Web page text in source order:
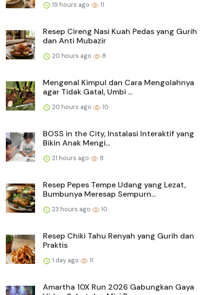
19 hours ago 11
Resep Cireng Nasi Kuah Pedas yang Gurih
dan Anti Mubazir
20 hours ago 8
Mengenal Kimpul dan Cara Mengolahnya
agar Tidak Gatal, Umbi ...
20 hours ago 10
BOSS in the City, Instalasi Interaktif yang
Bikin Anak Mengi...
21 hours ago 8
Resep Pepes Tempe Udang yang Lezat,
Bumbunya Meresap Sempurn...
23 hours ago 10
Resep Chiki Tahu Renyah yang Gurih dan
Praktis
1 day ago 11
Amartha 10X Run 2026 Gabungkan Gaya